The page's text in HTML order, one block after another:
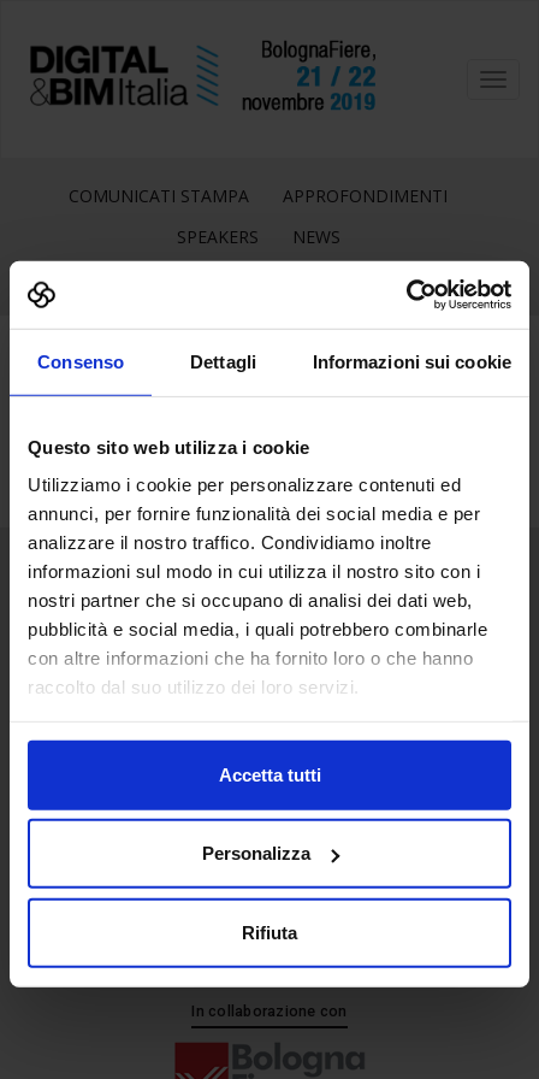
Consenso Dettagli Informazioni sui cookie
Questo sito web utilizza i cookie
Utilizziamo i cookie per personalizzare contenuti ed
annunci, per fornire funzionalità dei social media e per
analizzare il nostro traffico. Condividiamo inoltre
informazioni sul modo in cui utilizza il nostro sito con i
nostri partner che si occupano di analisi dei dati web,
pubblicità e social media, i quali potrebbero combinarle
con altre informazioni che ha fornito loro o che hanno
raccolto dal suo utilizzo dei loro servizi.
Accetta tutti
Personalizza
Rifiuta
COMUNICATI STAMPA
APPROFONDIMENTI
SPEAKERS
NEWS
Senaf srl
+ 39 051.325511
+ 39 02.332039460
In collaborazione con